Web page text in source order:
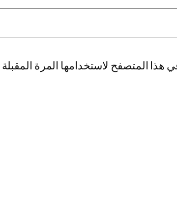
هذا المتصفح لاستخدامها المرة